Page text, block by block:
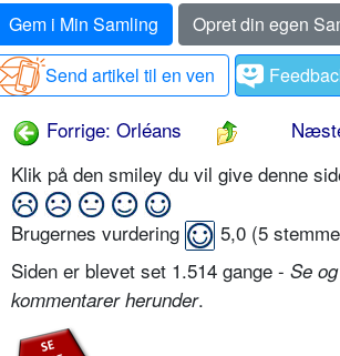
Gem i Min Samling
Opret din egen
Send artikel til en ven
Forrige: Orléans
Klik på den smiley du vil give denne
Brugernes vurdering 5,0 (5
Siden er blevet set 1.514 gange - Se
kommentarer herunder.